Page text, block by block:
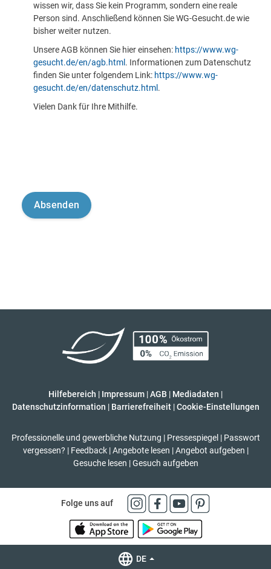
wissen wir, dass Sie kein Programm, sondern eine reale
Person sind. Anschließend können Sie WG-Gesucht.de wie
bisher weiter nutzen.
Unsere AGB können Sie hier einsehen: https://www.wg-
gesucht.de/en/agb.html . Informationen zum Datenschutz
finden Sie unter folgendem Link: https://www.wg-
gesucht.de/en/datenschutz.html .
Vielen Dank für Ihre Mithilfe.
Hilfebereich | Impressum |AGB | Mediadaten |
Datenschutzinformation | Barrierefreiheit | Cookie-Einstellungen
Professionelle und gewerbliche Nutzung | Pressespiegel | Passwort
vergessen? | Feedback | Angebote lesen | Angebot aufgeben |
Gesuche lesen | Gesuch aufgeben
Folge uns auf
DE